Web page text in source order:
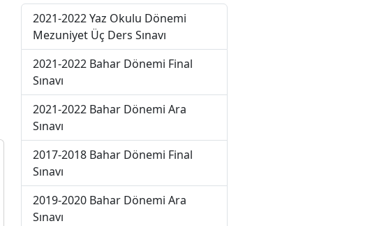
2021-2022 Yaz Okulu Dönemi
Mezuniyet Üç Ders Sınavı
2021-2022 Bahar Dönemi Final
Sınavı
2021-2022 Bahar Dönemi Ara
Sınavı
2017-2018 Bahar Dönemi Final
Sınavı
2019-2020 Bahar Dönemi Ara
Sınavı